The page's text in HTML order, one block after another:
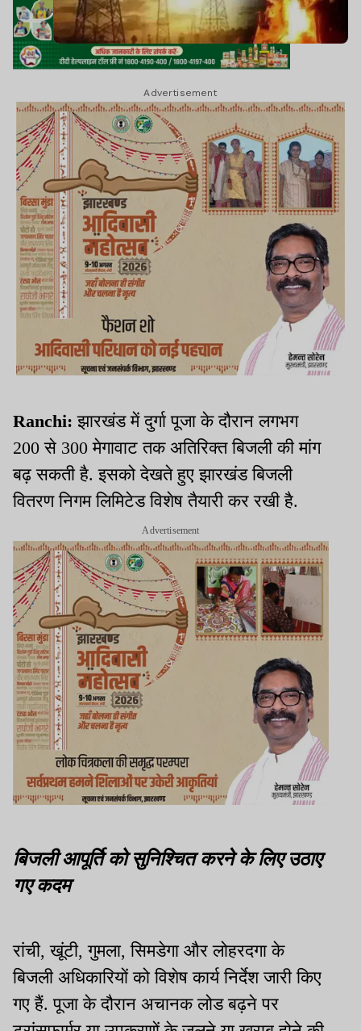
Advertisement
Ranchi: झारखंड में दुर्गा पूजा के दौरान लगभग
200 से 300 मेगावाट तक अतिरिक्त बिजली की मांग
बढ़ सकती है. इसको देखते हुए झारखंड बिजली
वितरण निगम लिमिटेड विशेष तैयारी कर रखी है.
Advertisement
बिजली आपूर्ति को सुनिश्चित करने के लिए उठाए
गए कदम
रांची, खूंटी, गुमला, सिमडेगा और लोहरदगा के
बिजली अधिकारियों को विशेष कार्य निर्देश जारी किए
गए हैं. पूजा के दौरान अचानक लोड बढ़ने पर